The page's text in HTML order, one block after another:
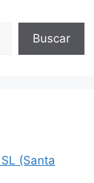
Buscar
(Santa